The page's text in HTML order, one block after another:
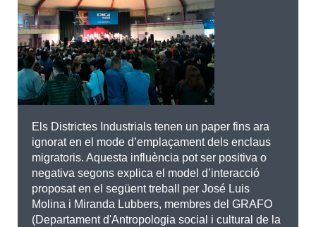
English Español
CERCAR
Els Districtes Industrials tenen un paper fins ara
ignorat en el mode d’emplaçament dels enclaus
migratoris. Aquesta influència pot ser positiva o
negativa segons explica el model d’interacció
proposat en el següent treball per José Luis
Molina i Miranda Lubbers, membres del GRAFO
(Departament d'Antropologia social i cultural de la